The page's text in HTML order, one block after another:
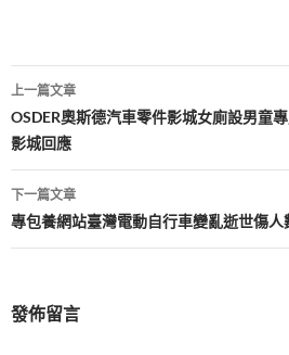
文
章
導
覽
上一篇文章
OSDER奧斯德汽車零件影城女廁設男童
影城回應
下一篇文章
專包養網站臺灣電動自行車變亂逝世傷
發佈留言